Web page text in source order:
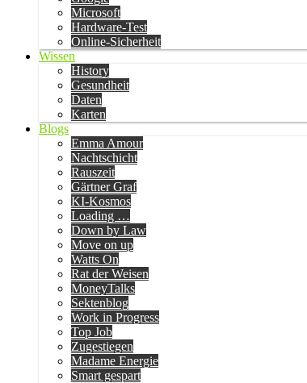
Microsoft
Hardware-Test
Online-Sicherheit
Wissen
History
Gesundheit
Daten
Karten
Blogs
Emma Amour
Nachtschicht
Rauszeit
Gärtner Graf
KI-Kosmos
Loading …
Down by Law
Move on up
Watts On
Rat der Weisen
MoneyTalks
Sektenblog
Work in Progress
Top Job
Zugestiegen
Madame Energie
Smart gespart